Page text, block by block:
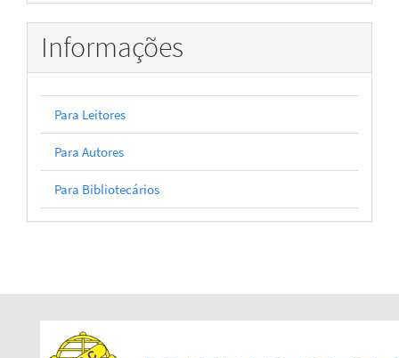
Informações
Para Leitores
Para Autores
Para Bibliotecários